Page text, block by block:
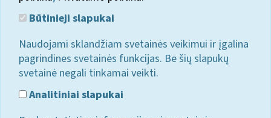
Būtinieji slapukai
Naudojami sklandžiam svetainės veikimui ir įgalina
pagrindines svetainės funkcijas. Be šių slapukų
svetainė negali tinkamai veikti.
Analitiniai slapukai